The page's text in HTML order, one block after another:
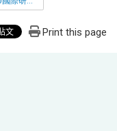
Print this page